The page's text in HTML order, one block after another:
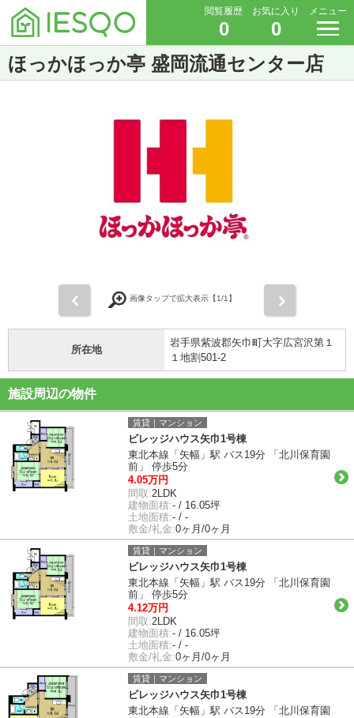
閲覧履歴
0
お気に入り
0
メニュー
ほっかほっか亭 盛岡流通センター店
画像タップで拡大表示【1/1】
所在地
岩手県紫波郡矢巾町大字広宮沢第１
１地割501-2
施設周辺の物件
賃貸｜マンション
ビレッジハウス矢巾1号棟
東北本線「矢幅」駅 バス19分 「北川保育園
前」 停歩5分
4.05万円
間取:2LDK
建物面積:- / 16.05坪
土地面積:- / -
敷金/礼金:0ヶ月/0ヶ月
賃貸｜マンション
ビレッジハウス矢巾1号棟
東北本線「矢幅」駅 バス19分 「北川保育園
前」 停歩5分
4.12万円
間取:2LDK
建物面積:- / 16.05坪
土地面積:- / -
敷金/礼金:0ヶ月/0ヶ月
賃貸｜マンション
ビレッジハウス矢巾1号棟
東北本線「矢幅」駅 バス19分 「北川保育園